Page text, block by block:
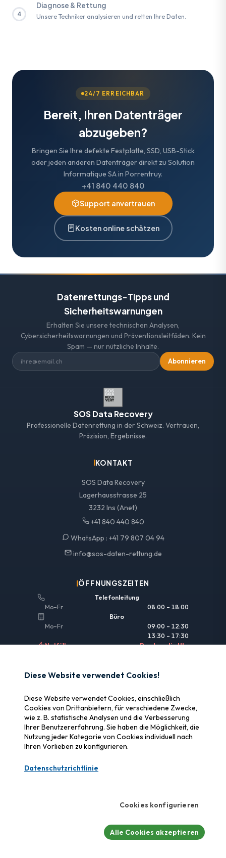
4
Diagnose & Rettung
Unsere Techniker analysieren und retten Ihre Daten.
24/7 ERREICHBAR
Bereit, Ihren Datenträger
abzugeben?
Bringen Sie Ihre defekte Festplatte, SSD, USB-Stick
oder jeden anderen Datenträger direkt zu Solution
Informatique SA in Porrentruy.
+41 840 440 840
Support anvertrauen
Kosten online schätzen
Datenrettungs-Tipps und
Sicherheitswarnungen
Erhalten Sie unsere technischen Analysen,
Cybersicherheitswarnungen und Präventionsleitfäden. Kein
Spam — nur nützliche Inhalte.
Abonnieren
SOS Data Recovery
Professionelle Datenrettung in der Schweiz. Vertrauen,
Präzision, Ergebnisse.
KONTAKT
SOS Data Recovery
Lagerhausstrasse 25
3232 Ins (Anet)
+41 840 440 840
WhatsApp : +41 79 807 04 94
info@sos-daten-rettung.de
ÖFFNUNGSZEITEN
Telefonleitung
Mo–Fr
08:00 – 18:00
Büro
Mo–Fr
09:00 – 12:30
13:30 – 17:30
Notfälle
Rund um die Uhr
NÜTZLICHE LINKS
Versicherung & Erstattung
Warum SOS Data Recovery
Cookies verwalten
ZERTIFIZIERUNGEN
Cybersicherheits-Label
Diese Website verwendet Cookies!
Diese Website verwendet Cookies, einschließlich
Cookies von Drittanbietern, für verschiedene Zwecke,
wie z. B. statistische Analysen und die Verbesserung
Ihrer Benutzererfahrung. Sie haben die Möglichkeit, die
Nutzung jeder Kategorie von Cookies individuell nach
Ihren Vorlieben zu konfigurieren.
Datenschutzrichtlinie
Cookies konfigurieren
Alle Cookies akzeptieren